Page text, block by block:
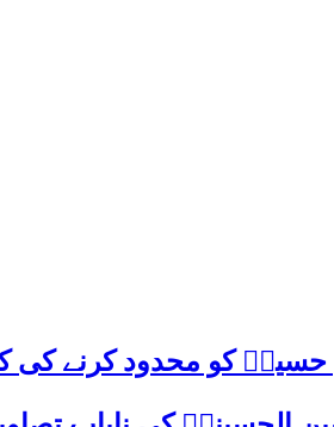
حسینؑ کو محدود کرنے